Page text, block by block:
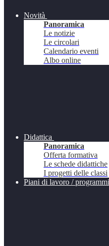
Novità
Panoramica
Le notizie
Le circolari
Calendario eventi
Albo online
Didattica
Panoramica
Offerta formativa
Le schede didattiche
I progetti delle classi
Piani di lavoro /